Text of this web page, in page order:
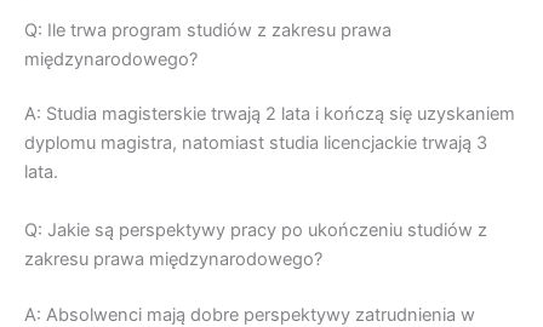
Q: Ile trwa program studiów z zakresu prawa
międzynarodowego?
A: Studia magisterskie trwają 2 lata i kończą się uzyskaniem
dyplomu magistra, natomiast studia licencjackie trwają 3
lata.
Q: Jakie są perspektywy pracy po ukończeniu studiów z
zakresu prawa międzynarodowego?
A: Absolwenci mają dobre perspektywy zatrudnienia w